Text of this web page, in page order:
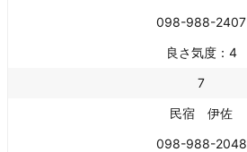
098-988-2407
良さ気度：4
7
民宿 伊佐
098-988-2048